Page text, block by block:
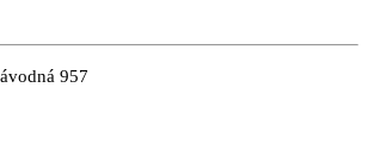
957